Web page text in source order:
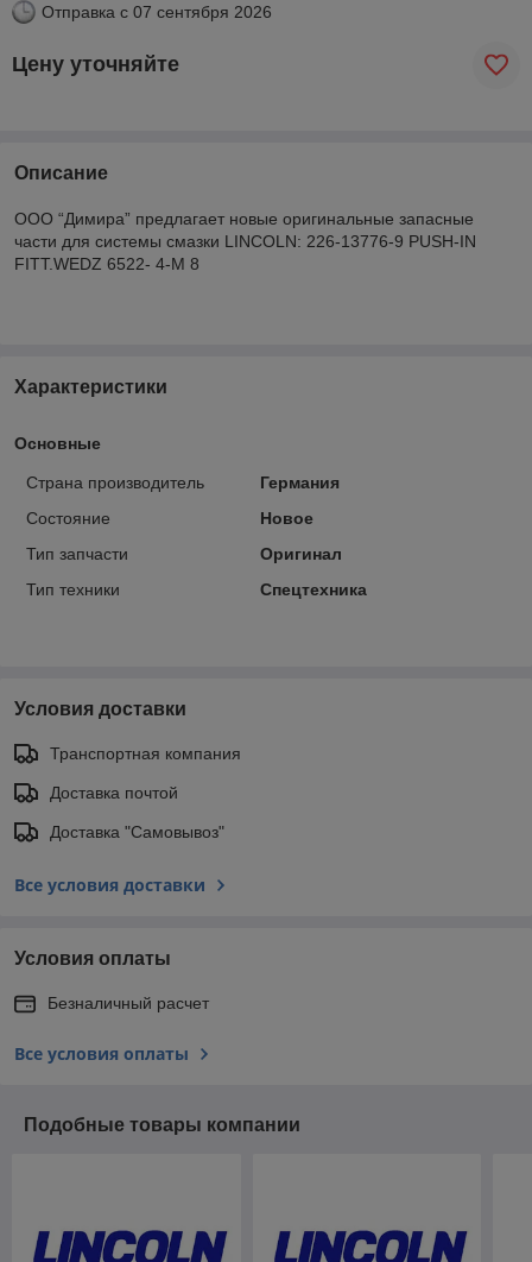
Отправка с 07 сентября 2026
Цену уточняйте
Описание
ООО “Димира” предлагает новые оригинальные запасные
части для системы смазки LINCOLN: 226-13776-9 PUSH-IN
FITT.WEDZ 6522- 4-M 8
Характеристики
Основные
Страна производитель
Германия
Состояние
Новое
Тип запчасти
Оригинал
Тип техники
Спецтехника
Условия доставки
Транспортная компания
Доставка почтой
Доставка "Самовывоз"
Все условия доставки
Условия оплаты
Безналичный расчет
Все условия оплаты
Подобные товары компании